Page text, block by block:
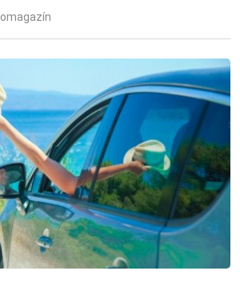
autoalarm, ochrana vozidla,
do auta, senzory auta, dverové spínače,
krádež vozidla, odtiahnutie auta, krádež
priblíženia, riadiaca jednotka, siréna,
dióda, ochrana proti krádeži, diaľkové
signál, batéria do diaľkového
lokalizácia vozidla, notifikácie do
vozidla, zámok volantu, bezpečné
ochrana, zabezpečovací systém,
krádeže, monitoring vozidla